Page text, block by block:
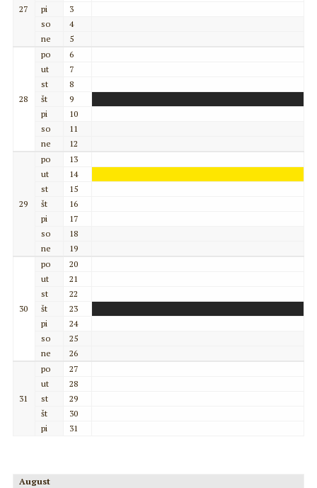
27
pi
3
so
4
ne
5
28
po
6
ut
7
st
8
št
9
pi
10
so
11
ne
12
29
po
13
ut
14
st
15
št
16
pi
17
so
18
ne
19
30
po
20
ut
21
st
22
št
23
pi
24
so
25
ne
26
31
po
27
ut
28
st
29
št
30
pi
31
August